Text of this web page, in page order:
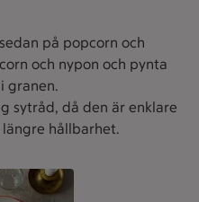
på popcorn och
och nypon och pynta
granen.
sytråd, då den är enklare
hållbarhet.